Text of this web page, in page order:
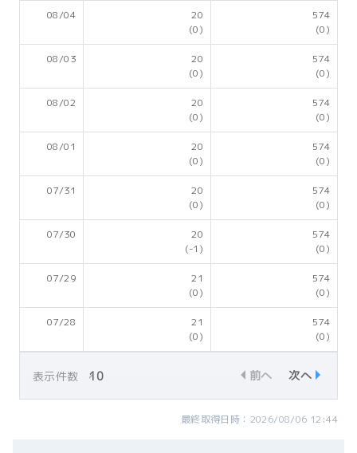
08/04
20
(0)
574
(0)
08/03
20
(0)
574
(0)
08/02
20
(0)
574
(0)
08/01
20
(0)
574
(0)
07/31
20
(0)
574
(0)
07/30
20
(-1)
574
(0)
07/29
21
(0)
574
(0)
07/28
21
(0)
574
(0)
表示件数 前へ 次へ
最終取得日時：2026/08/06 12:44